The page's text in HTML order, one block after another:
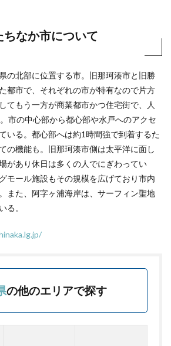
ちなか市について
の北部に位置する市。旧那珂湊市と旧勝
都市で、それぞれの市が特有なので片方
てもう一方が商業都市かつ住宅街で、人
市の中心部から都心部や水戸へのアクセ
いる。都心部へは約1時間強で到着するた
の機能も。旧那珂湊市側は太平洋に面し
があり休日は多くの人でにぎわってい
モール施設もその規模を広げており市内
また、阿字ヶ浦海岸は、サーフィン聖地
る。
の他のエリアで探す